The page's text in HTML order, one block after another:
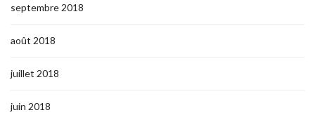
septembre 2018
août 2018
juillet 2018
juin 2018